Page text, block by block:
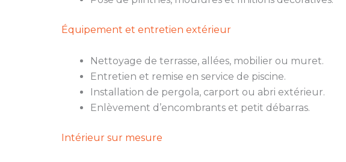
Équipement et entretien extérieur
Nettoyage de terrasse, allées, mobilier ou muret.
Entretien et remise en service de piscine.
Installation de pergola, carport ou abri extérieur.
Enlèvement d’encombrants et petit débarras.
Intérieur sur mesure